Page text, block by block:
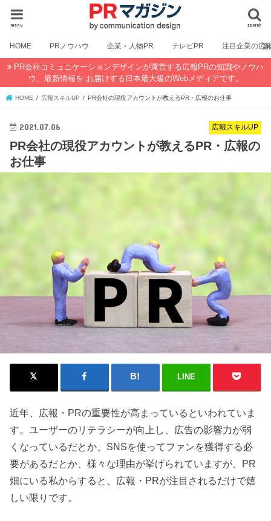
search
menu
HOME PRノウハウ 企業・人物PR テレビPR 注目企業の広
PR会社コミュニケーションデザインが運営する広報PRの知識やノウハ
ウ、最新情報を お届けする日本最大級のWebメディアです。
HOME 広報スキルUP PR会社の現役アカウントが教えるPR・広報のお仕事
広報スキルUP
2021.07.06
PR会社の現役アカウントが教えるPR・広報の
お仕事
LINE
近年、広報・PRの重要性が高まっているといわれていま
す。ユーザーのリテラシーが向上し、広告の影響力が弱
くなっているだとか、SNSを使ってファンを獲得する必
要があるだとか、様々な理由が挙げられていますが、PR
畑にいる私からすると、広報・PRが注目されるだけで嬉
しい限りです。